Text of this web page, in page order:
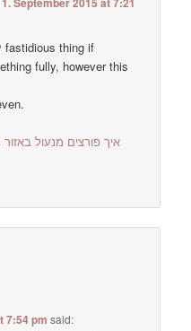
fastidious thing if
fully, however this
איך פורצים מנעול
7:54 pm said: